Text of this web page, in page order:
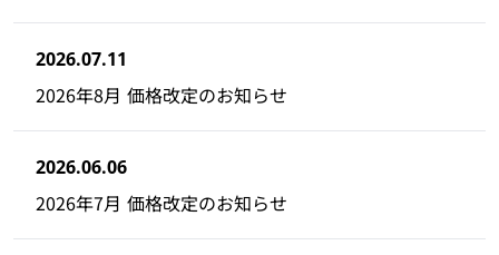
2026.07.11
2026年8月 価格改定のお知らせ
2026.06.06
2026年7月 価格改定のお知らせ